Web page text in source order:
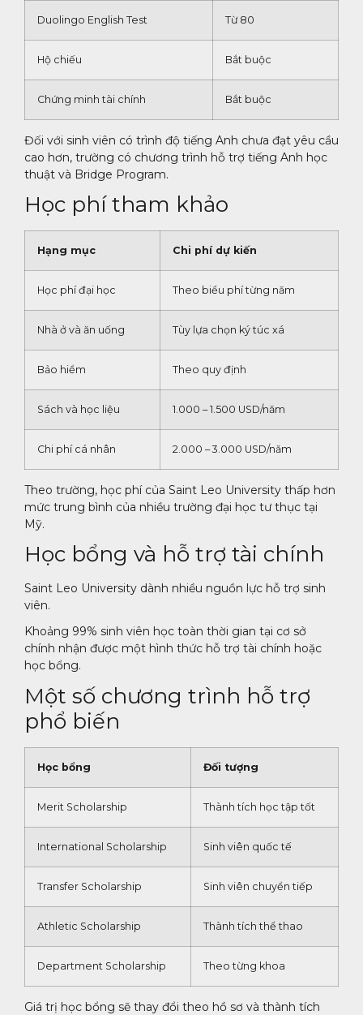
Duolingo English Test Từ 80
Hộ chiếu Bắt buộc
Chứng minh tài chính Bắt buộc
Đối với sinh viên có trình độ tiếng Anh chưa đạt yêu cầu
cao hơn, trường có chương trình hỗ trợ tiếng Anh học
thuật và Bridge Program.
Học phí tham khảo
Hạng mục Chi phí dự kiến
Học phí đại học Theo biểu phí từng năm
Nhà ở và ăn uống Tùy lựa chọn ký túc xá
Bảo hiểm Theo quy định
Sách và học liệu 1.000 – 1.500 USD/năm
Chi phí cá nhân 2.000 – 3.000 USD/năm
Theo trường, học phí của Saint Leo University thấp hơn
mức trung bình của nhiều trường đại học tư thục tại
Mỹ.
Học bổng và hỗ trợ tài chính
Saint Leo University dành nhiều nguồn lực hỗ trợ sinh
viên.
Khoảng 99% sinh viên học toàn thời gian tại cơ sở
chính nhận được một hình thức hỗ trợ tài chính hoặc
học bổng.
Một số chương trình hỗ trợ
phổ biến
Học bổng Đối tượng
Merit Scholarship Thành tích học tập tốt
International Scholarship Sinh viên quốc tế
Transfer Scholarship Sinh viên chuyển tiếp
Athletic Scholarship Thành tích thể thao
Department Scholarship Theo từng khoa
Giá trị học bổng sẽ thay đổi theo hồ sơ và thành tích